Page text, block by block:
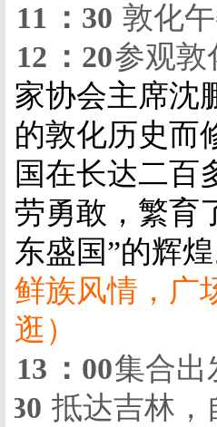
11 ： 30 敦化
12 ： 20参观敦
家协会主席沈
的敦化历史而
国在长达二百
劳勇敢，繁育
东盛国”的辉煌
鲜族风情，广
逛）
13 ： 00集合出
30 抵达吉林，